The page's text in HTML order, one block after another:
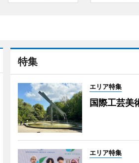
特集
エリア特集
国際工芸美
エリア特集